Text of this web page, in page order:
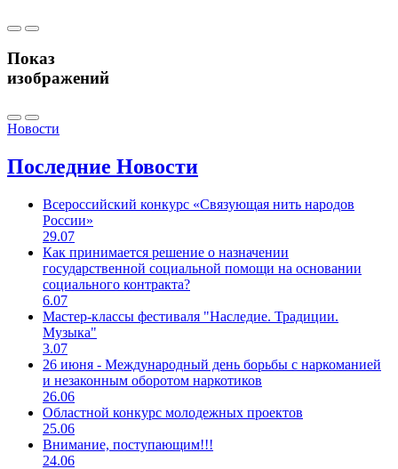
Показ
изображений
Новости
Последние Новости
Всероссийский конкурс «Связующая нить народов
России»
29.07
Как принимается решение о назначении
государственной социальной помощи на основании
социального контракта?
6.07
Мастер-классы фестиваля "Наследие. Традиции.
Музыка"
3.07
26 июня - Международный день борьбы с наркоманией
и незаконным оборотом наркотиков
26.06
Областной конкурс молодежных проектов
25.06
Внимание, поступающим!!!
24.06